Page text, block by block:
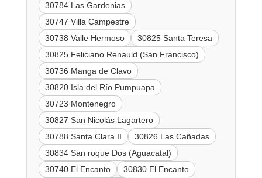
30784 Las Gardenias
30747 Villa Campestre
30738 Valle Hermoso
30825 Santa Teresa
30825 Feliciano Renauld (San Francisco)
30736 Manga de Clavo
30820 Isla del Río Pumpuapa
30723 Montenegro
30827 San Nicolás Lagartero
30788 Santa Clara II
30826 Las Cañadas
30834 San roque Dos (Aguacatal)
30740 El Encanto
30830 El Encanto